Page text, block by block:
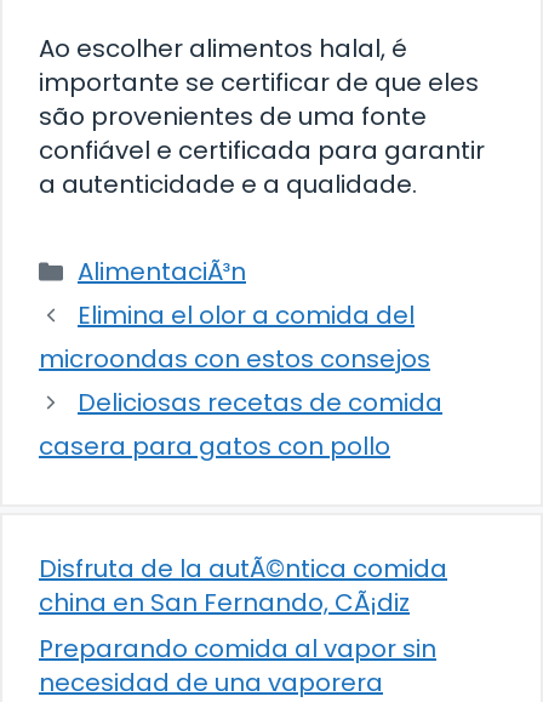
Ao escolher alimentos halal, é
importante se certificar de que eles
são provenientes de uma fonte
confiável e certificada para garantir
a autenticidade e a qualidade.
Categorías
AlimentaciÃ³n
Elimina el olor a comida del
microondas con estos consejos
Deliciosas recetas de comida
casera para gatos con pollo
Disfruta de la autÃ©ntica comida
china en San Fernando, CÃ¡diz
Preparando comida al vapor sin
necesidad de una vaporera